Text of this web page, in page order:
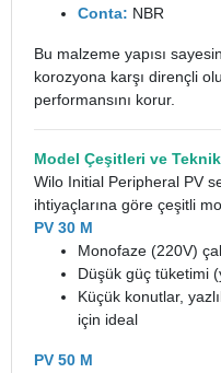
Conta: NBR
Bu malzeme yapısı
korozyona karşı dirençli
performansını korur.
Model Çeşitleri ve Teknik
Wilo Initial Peripheral PV
ihtiyaçlarına göre çeşitli
PV 30 M
Monofaze (220V)
Düşük güç tüketimi
Küçük konutlar,
için ideal
PV 50 M